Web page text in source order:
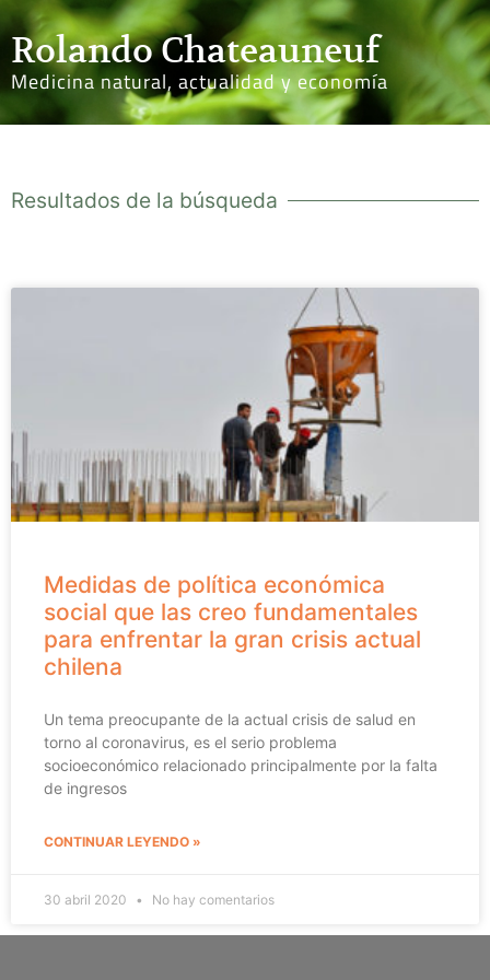
Rolando Chateauneuf
Medicina natural, actualidad y economía
Resultados de la búsqueda
Medidas de política económica
social que las creo fundamentales
para enfrentar la gran crisis actual
chilena
Un tema preocupante de la actual crisis de salud en
torno al coronavirus, es el serio problema
socioeconómico relacionado principalmente por la falta
de ingresos
CONTINUAR LEYENDO »
30 abril 2020 No hay comentarios